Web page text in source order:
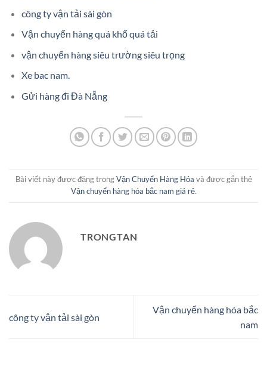
công ty vận tải sài gòn
Vận chuyển hàng quá khổ quá tải
vận chuyển hàng siêu trường siêu trọng
Xe bac nam.
Gửi hàng đi Đà Nẵng
Bài viết này được đăng trongVận Chuyển Hàng Hóa và được gắn thẻ
Vận chuyển hàng hóa bắc nam giá rẻ.
TRONGTAN
công ty vận tải sài gòn
Vận chuyển hàng hóa bắc
nam